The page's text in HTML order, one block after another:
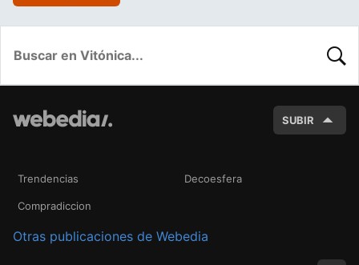
SUBIR
Trendencias Decoesfera
Compradiccion
Otras publicaciones de Webedia